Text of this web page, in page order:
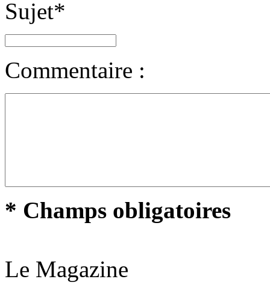
Sujet*
Commentaire :
* Champs obligatoires
Le Magazine